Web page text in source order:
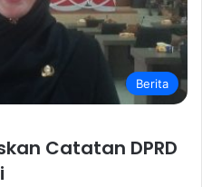
Berita
Catatan DPRD